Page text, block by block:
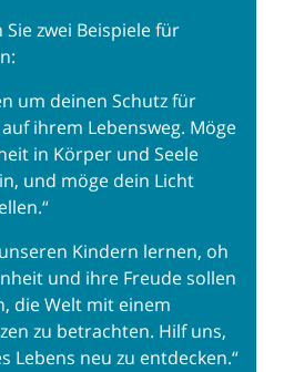
zwei Beispiele für
um deinen Schutz für
ihrem Lebensweg. Möge
in Körper und Seele
und möge dein Licht
Kindern lernen, oh
und ihre Freude sollen
die Welt mit einem
zu betrachten. Hilf uns,
Lebens neu zu entdecken.“